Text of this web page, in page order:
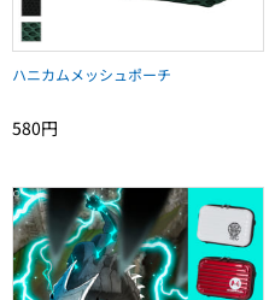
ハニカムメッシュポーチ
580円